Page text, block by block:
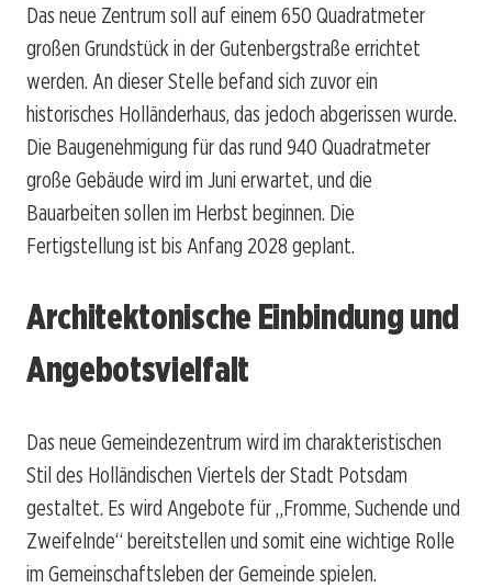
Das neue Zentrum soll auf einem 650 Quadratmeter
großen Grundstück in der Gutenbergstraße errichtet
werden. An dieser Stelle befand sich zuvor ein
historisches Holländerhaus, das jedoch abgerissen wurde.
Die Baugenehmigung für das rund 940 Quadratmeter
große Gebäude wird im Juni erwartet, und die
Bauarbeiten sollen im Herbst beginnen. Die
Fertigstellung ist bis Anfang 2028 geplant.
Architektonische Einbindung und
Angebotsvielfalt
Das neue Gemeindezentrum wird im charakteristischen
Stil des Holländischen Viertels der Stadt Potsdam
gestaltet. Es wird Angebote für „Fromme, Suchende und
Zweifelnde“ bereitstellen und somit eine wichtige Rolle
im Gemeinschaftsleben der Gemeinde spielen.